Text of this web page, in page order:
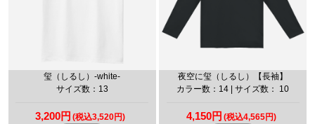
玺（しるし）-white-
サイズ数：13
3,200円 (税込3,520円)
夜空に玺（しるし）【長袖】
カラー数：14 | サイズ数： 10
4,150円 (税込4,565円)